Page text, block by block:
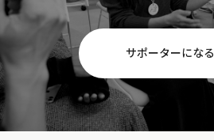
サポーターになる